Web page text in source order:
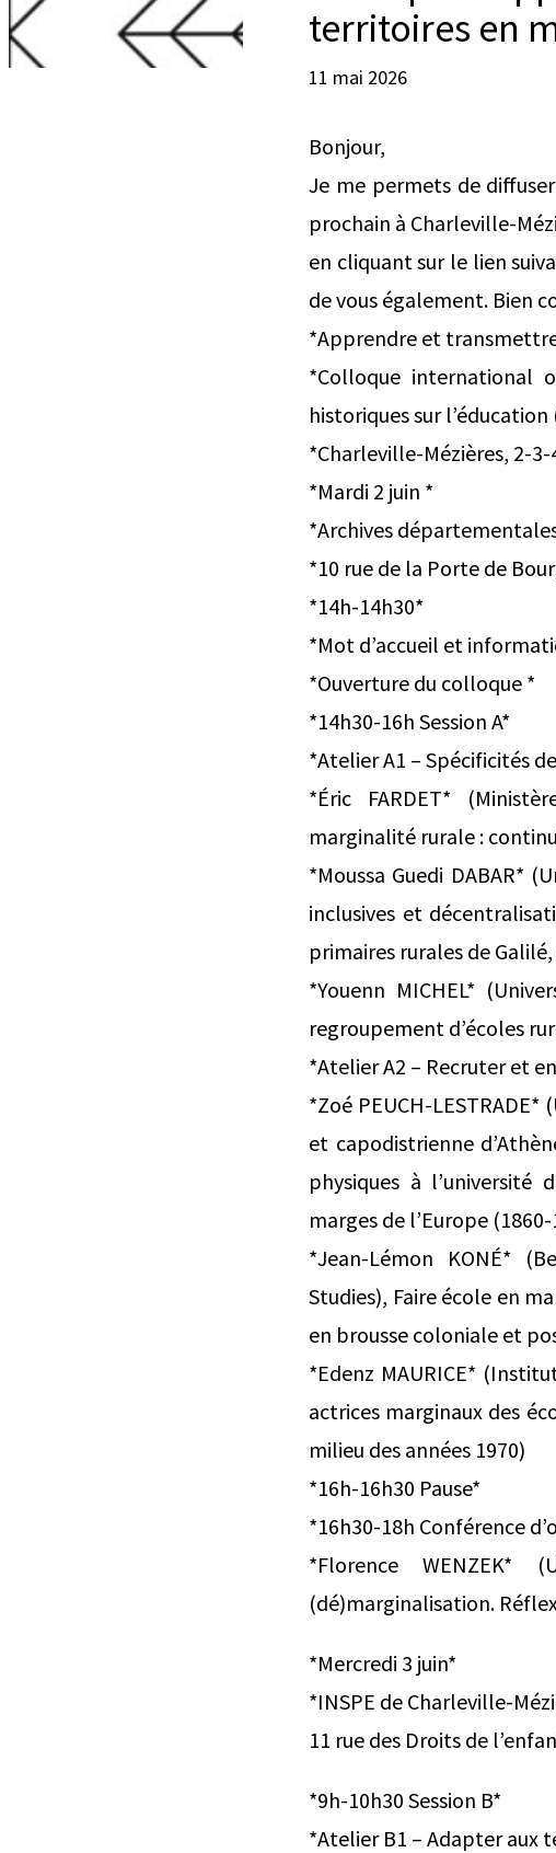
territoires en
11 mai 2026
Bonjour,
Je me permets de
prochain à Charleville-
en cliquant sur le lien
de vous également. Bien
*Apprendre et
*Colloque international
historiques sur l’éducation
*Charleville-Mézières, 2-3-
*Mardi 2 juin *
*Archives
*10 rue de la Porte de
*14h-14h30*
*Mot d’accueil et
*Ouverture du colloque *
*14h30-16h Session A*
*Atelier A1 – Spécificités
*Éric FARDET*
marginalité rurale :
*Moussa Guedi DABAR*
inclusives et
primaires rurales de
*Youenn MICHEL*
regroupement d’écoles
*Atelier A2 – Recruter et
*Zoé PEUCH-
et capodistrienne
physiques à l’université
marges de l’Europe
*Jean-Lémon KONÉ*
Studies), Faire école en
en brousse coloniale et
*Edenz MAURICE*
actrices marginaux des
milieu des années 1970)
*16h-16h30 Pause*
*16h30-18h Conférence
*Florence WENZEK*
(dé)marginalisation.
*Mercredi 3 juin*
*INSPE de Charleville-
11 rue des Droits de
*9h-10h30 Session B*
*Atelier B1 – Adapter aux